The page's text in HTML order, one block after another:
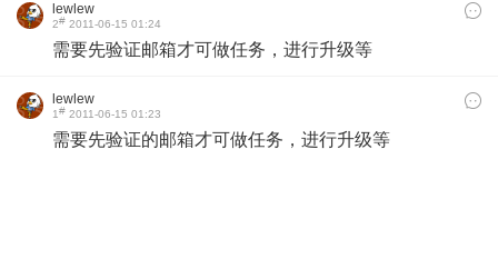
lewlew
2# 2011-06-15 01:24
需要先验证邮箱才可做任务，进行升级等
lewlew
1# 2011-06-15 01:23
需要先验证的邮箱才可做任务，进行升级等